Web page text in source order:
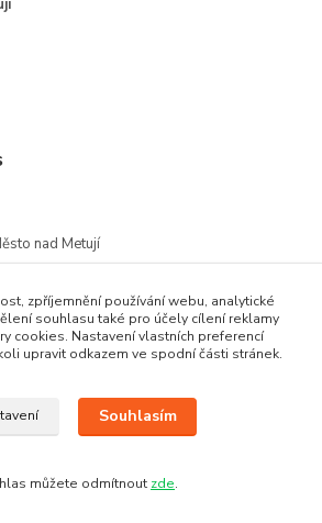
nad Metují
zpříjemnění používání webu, analytické
souhlasu také pro účely cílení reklamy
cookies. Nastavení vlastních preferencí
upravit odkazem ve spodní části stránek.
Souhlasím
můžete odmítnout zde.